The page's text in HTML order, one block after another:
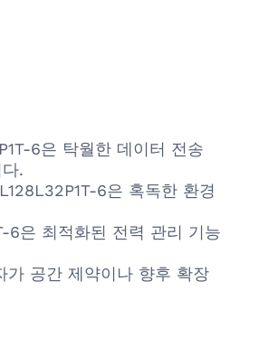
6은 탁월한 데이터 전송
.
6은 혹독한 환경
6은 최적화된 전력 관리 기능
가 공간 제약이나 향후 확장